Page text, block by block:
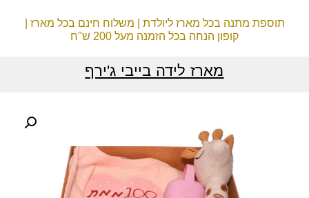
תוספת מתנה בכל מארז ליולדת | משלוח חינם בכל מארז |
קופון הנחה בכל הזמנה מעל 200 ש"ח
מארז לידה בייבי ג'ירף